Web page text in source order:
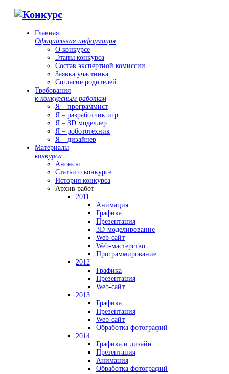
Главная
Официальная информация
О конкурсе
Этапы конкурса
Состав экспертной комиссии
Заявка участника
Согласие родителей
Требования
к конкурсным работам
Я – программист
Я – разработчик игр
Я – 3D моделлер
Я – робототехник
Я – дизайнер
Материалы
конкурса
Анонсы
Статьи о конкурсе
История конкурса
Архив работ
2011
Анимация
Графика
Презентация
3D-моделирование
Web-сайт
Web-мастерство
Программирование
2012
Графика
Презентация
Web-сайт
2013
Графика
Презентация
Web-сайт
Обработка фотографий
2014
Графика и дизайн
Презентация
Анимация
Обработка фотографий